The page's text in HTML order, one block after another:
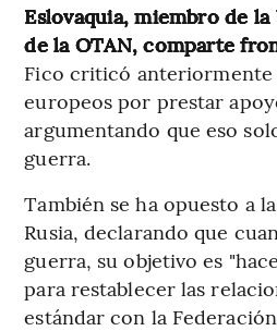
Eslovaquia, miembro de
de la OTAN, comparte
Fico criticó anteriormente
europeos por prestar
argumentando que eso
guerra.
También se ha opuesto a
Rusia, declarando que
guerra, su objetivo es
para restablecer las
estándar con la Federación